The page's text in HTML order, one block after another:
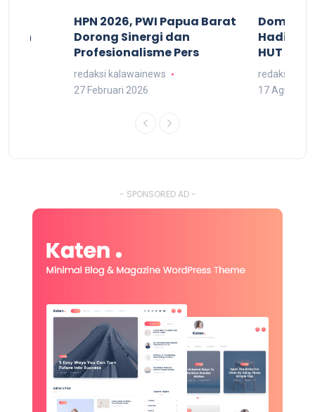
HPN 2026, PWI Papua Barat
Dorong Sinergi dan
Profesionalisme Pers
redaksi kalawainews
27 Februari 2026
Hadiri
HUT RI
redaksi
17 Agustus
- SPONSORED AD -